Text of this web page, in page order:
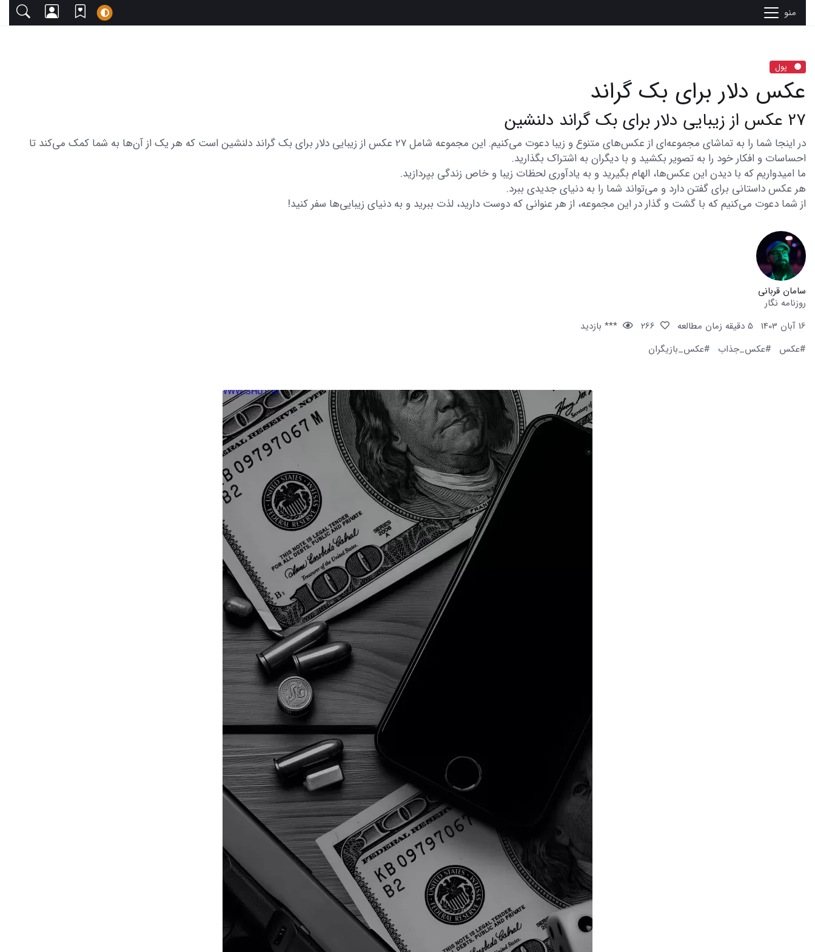
منو
پول
عکس دلار برای بک گراند
27 عکس از زیبایی دلار برای بک گراند دلنشین
در اینجا شما را به تماشای مجموعه‌ای از عکس‌های متنوع و زیبا دعوت می‌کنیم. این مجموعه شامل 27 عکس از زیبایی دلار برای بک گراند دلنشین است که هر یک از آن‌ها به شما کمک می‌کند تا
احساسات و افکار خود را به تصویر بکشید و با دیگران به اشتراک بگذارید.
ما امیدواریم که با دیدن این عکس‌ها، الهام بگیرید و به یادآوری لحظات زیبا و خاص زندگی بپردازید.
هر عکس داستانی برای گفتن دارد و می‌تواند شما را به دنیای جدیدی ببرد.
از شما دعوت می‌کنیم که با گشت و گذار در این مجموعه، از هر عنوانی که دوست دارید، لذت ببرید و به دنیای زیبایی‌ها سفر کنید!
سامان قربانی
روزنامه نگار
16 آبان 1403
5 دقیقه زمان مطالعه
*** بازدید
#عکس
#عکس_جذاب #عکس_بازیگران